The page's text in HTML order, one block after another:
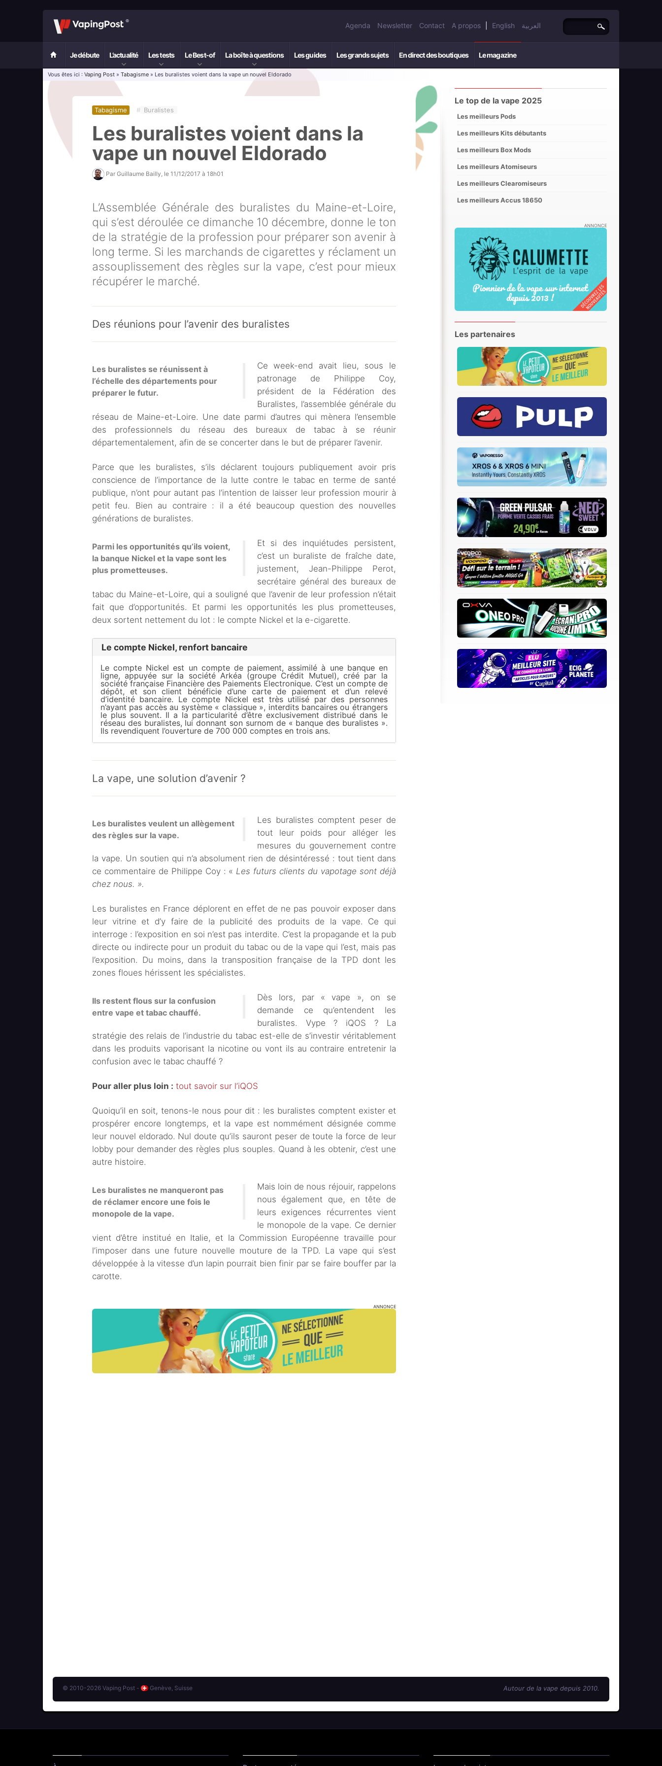
Agenda Newsletter Contact A propos English العربية
Je débute L’actualité Les tests Le Best-of La boîte à questions Les guides Les grands sujets En direct des boutiques Le magazine
Vous êtes ici : Vaping Post » Tabagisme » Les buralistes voient dans la vape un nouvel Eldorado
Tabagisme # Buralistes
Les buralistes voient dans la
vape un nouvel Eldorado
Par Guillaume Bailly , le 11/12/2017 à 18h01
L’Assemblée Générale des buralistes du Maine-et-Loire,
qui s’est déroulée ce dimanche 10 décembre, donne le ton
de la stratégie de la profession pour préparer son avenir à
long terme. Si les marchands de cigarettes y réclament un
assouplissement des règles sur la vape, c’est pour mieux
récupérer le marché.
Des réunions pour l’avenir des buralistes
Les buralistes se réunissent à
l’échelle des départements pour
préparer le futur.
Ce week-end avait lieu, sous le
patronage de Philippe Coy,
président de la Fédération des
Buralistes, l’assemblée générale du
réseau de Maine-et-Loire. Une date parmi d’autres qui mènera l’ensemble
des professionnels du réseau des bureaux de tabac à se réunir
départementalement, afin de se concerter dans le but de préparer l’avenir.
Parce que les buralistes, s’ils déclarent toujours publiquement avoir pris
conscience de l’importance de la lutte contre le tabac en terme de santé
publique, n’ont pour autant pas l’intention de laisser leur profession mourir à
petit feu. Bien au contraire : il a été beaucoup question des nouvelles
générations de buralistes.
Parmi les opportunités qu’ils voient,
la banque Nickel et la vape sont les
plus prometteuses.
Et si des inquiétudes persistent,
c’est un buraliste de fraîche date,
justement, Jean-Philippe Perot,
secrétaire général des bureaux de
tabac du Maine-et-Loire, qui a souligné que l’avenir de leur profession n’était
fait que d’opportunités. Et parmi les opportunités les plus prometteuses,
deux sortent nettement du lot : le compte Nickel et la e-cigarette.
Le compte Nickel, renfort bancaire
Le compte Nickel est un compte de paiement, assimilé à une banque en
ligne, appuyée sur la société Arkéa (groupe Crédit Mutuel), créé par la
société française Financière des Paiements Electronique. C’est un compte de
dépôt, et son client bénéficie d’une carte de paiement et d’un relevé
d’identité bancaire. Le compte Nickel est très utilisé par des personnes
n’ayant pas accès au système « classique », interdits bancaires ou étrangers
le plus souvent. Il a la particularité d’être exclusivement distribué dans le
réseau des buralistes, lui donnant son surnom de « banque des buralistes ».
Ils revendiquent l’ouverture de 700 000 comptes en trois ans.
La vape, une solution d’avenir ?
Les buralistes veulent un allègement
des règles sur la vape.
Les buralistes comptent peser de
tout leur poids pour alléger les
mesures du gouvernement contre
la vape. Un soutien qui n’a absolument rien de désintéressé : tout tient dans
ce commentaire de Philippe Coy : « L es futurs clients du vapotage sont déjà
chez nous. ».
Les buralistes en France déplorent en effet de ne pas pouvoir exposer dans
leur vitrine et d’y faire de la publicité des produits de la vape. Ce qui
interroge : l’exposition en soi n’est pas interdite. C’est la propagande et la pub
directe ou indirecte pour un produit du tabac ou de la vape qui l’est, mais pas
l’exposition. Du moins, dans la transposition française de la TPD dont les
zones floues hérissent les spécialistes.
Ils restent flous sur la confusion
entre vape et tabac chauffé.
Dès lors, par « vape », on se
demande ce qu’entendent les
buralistes. Vype ? iQOS ? La
stratégie des relais de l’industrie du tabac est-elle de s’investir véritablement
dans les produits vaporisant la nicotine ou vont ils au contraire entretenir la
confusion avec le tabac chauffé ?
Pour aller plus loin : tout savoir sur l’iQOS
Quoiqu’il en soit, tenons-le nous pour dit : les buralistes comptent exister et
prospérer encore longtemps, et la vape est nommément désignée comme
leur nouvel eldorado. Nul doute qu’ils sauront peser de toute la force de leur
lobby pour demander des règles plus souples. Quand à les obtenir, c’est une
autre histoire.
Les buralistes ne manqueront pas
de réclamer encore une fois le
monopole de la vape.
Mais loin de nous réjouir, rappelons
nous également que, en tête de
leurs exigences récurrentes vient
le monopole de la vape. Ce dernier
vient d’être institué en Italie, et la Commission Européenne travaille pour
l’imposer dans une future nouvelle mouture de la TPD. La vape qui s’est
développée à la vitesse d’un lapin pourrait bien finir par se faire bouffer par la
carotte.
ANNONCE
Le top de la vape 2025
Les meilleurs Pods
Les meilleurs Kits débutants
Les meilleurs Box Mods
Les meilleurs Atomiseurs
Les meilleurs Clearomiseurs
Les meilleurs Accus 18650
ANNONCE
Les partenaires
© 2010-2026 Vaping Post - Genève, Suisse Autour de la vape depuis 2010.